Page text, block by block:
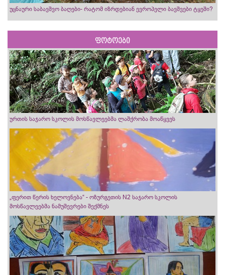
უცნაური საბავშვო ბაღები- რატომ იზრდებიან ევროპელი ბავშვები ტყეში?
ფოტოები
ურთის საჯარო სკოლის მოსწავლეებმა ლაშქრობა მოაწყვეს
„ფერით წერის ხელოვნება“ - ოზურგეთის N2 საჯარო სკოლის
მოსწავლეებმა ნამუშევრები შექმნეს